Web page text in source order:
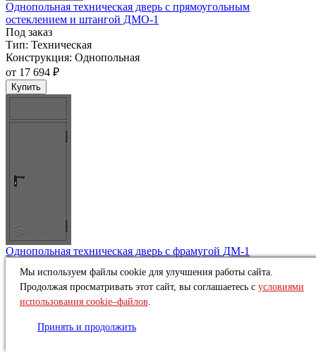
Однопольная техническая дверь с прямоугольным
остеклением и штангой ДМО-1
Под заказ
Тип: Техническая
Конструкция: Однопольная
от 17 694 ₽
Купить
Однопольная техническая дверь c фрамугой ДМ-1
Тип: Техническая
Конструкция: Однопольная
14 883 ₽
Мы используем файлы cookie для улучшения работы сайта.
Продолжая просматривать этот сайт, вы соглашаетесь с условиями
использования cookie–файлов.
Принять и продолжить